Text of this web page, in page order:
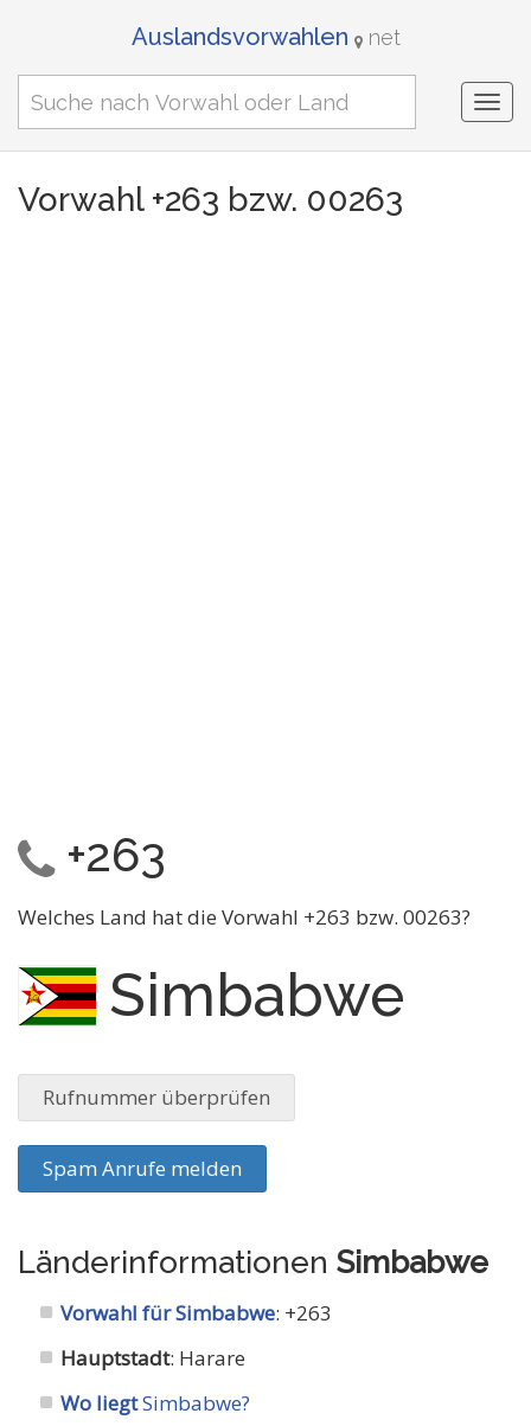
Auslandsvorwahlen net
Vorwahl +263 bzw. 00263
+263
Welches Land hat die Vorwahl +263 bzw. 00263?
Simbabwe
Rufnummer überprüfen
Spam Anrufe melden
Länderinformationen Simbabwe
Vorwahl für Simbabwe: +263
Hauptstadt: Harare
Wo liegtSimbabwe?